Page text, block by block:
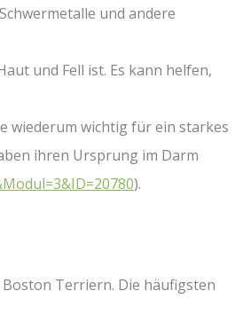
und andere
und Fell ist. Es kann helfen,
wiederum wichtig für ein starkes
ihren Ursprung im Darm
).
Terriern. Die häufigsten